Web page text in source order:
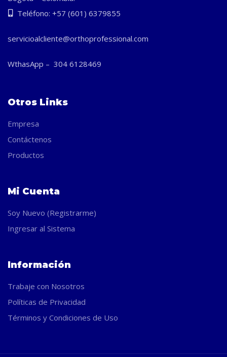
Teléfono: +57 (601) 6379855
servicioalcliente@orthoprofessional.com
WthasApp – 304 6128469
Otros Links
Empresa
Contáctenos
Productos
Mi Cuenta
Soy Nuevo (Registrarme)
Ingresar al Sistema
Información
Trabaje con Nosotros
Políticas de Privacidad
Términos y Condiciones de Uso